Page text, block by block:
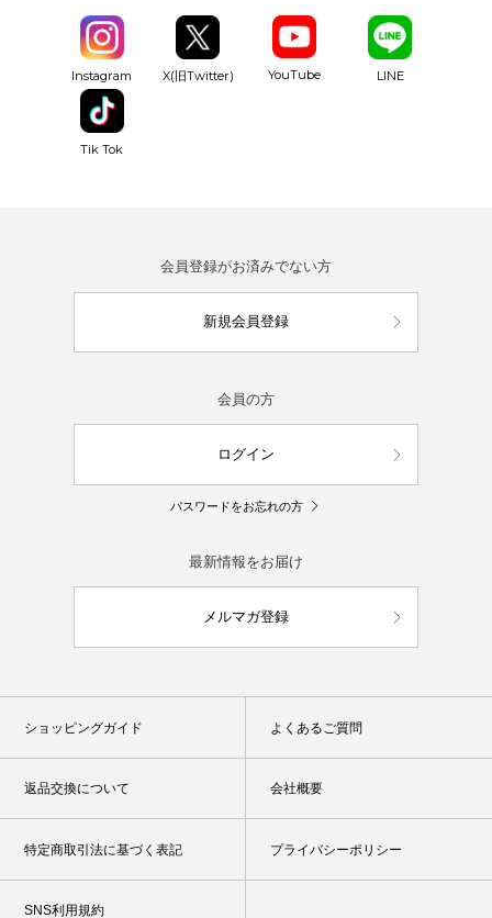
Instagram X(旧Twitter) YouTube LINE
Tik Tok
会員登録がお済みでない方
新規会員登録
会員の方
ログイン
パスワードをお忘れの方
最新情報をお届け
メルマガ登録
ショッピングガイド よくあるご質問
返品交換について 会社概要
特定商取引法に基づく表記 プライバシーポリシー
SNS利用規約